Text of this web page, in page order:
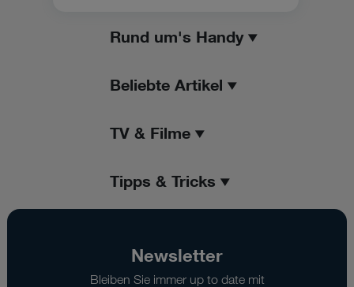
Rund um's Handy
Beliebte Artikel
TV & Filme
Tipps & Tricks
Newsletter
Bleiben Sie immer up to date mit